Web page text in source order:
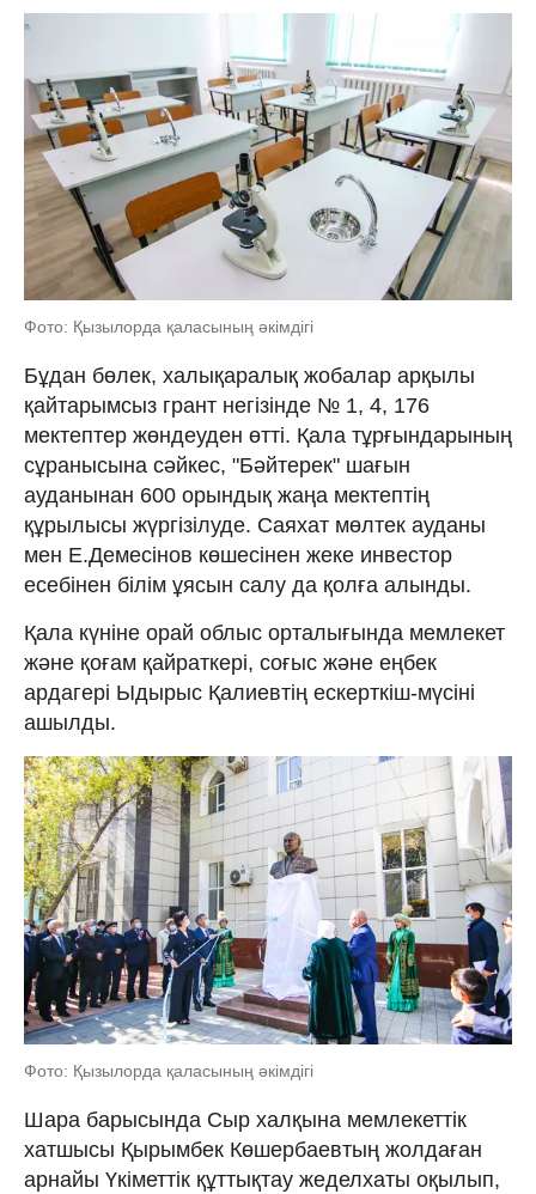
Фото: Қызылорда қаласының әкімдігі
Бұдан бөлек, халықаралық жобалар арқылы
қайтарымсыз грант негізінде № 1, 4, 176
мектептер жөндеуден өтті. Қала тұрғындарының
сұранысына сәйкес, "Бәйтерек" шағын
ауданынан 600 орындық жаңа мектептің
құрылысы жүргізілуде. Саяхат мөлтек ауданы
мен Е.Демесінов көшесінен жеке инвестор
есебінен білім ұясын салу да қолға алынды.
Қала күніне орай облыс орталығында мемлекет
және қоғам қайраткері, соғыс және еңбек
ардагері Ыдырыс Қалиевтің ескерткіш-мүсіні
ашылды.
Фото: Қызылорда қаласының әкімдігі
Шара барысында Сыр халқына мемлекеттік
хатшысы Қырымбек Көшербаевтың жолдаған
арнайы Үкіметтік құттықтау жеделхаты оқылып,